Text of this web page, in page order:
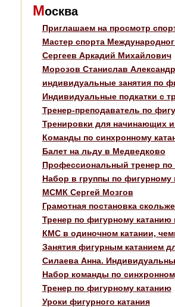
Москва
Приглашаем на просмотр
Мастер спорта
Сергеев Аркадий Михайлович
Морозов Станислав
индивидуальные занятия по
Индивидуальные подкатки с
Тренер-преподаватель по
Тренировки для начинающих
Команды по синхронному
Балет на льду в Медведково
Профессиональный тренер
Набор в группы по фигурному
МСМК Сергей Мозгов
Грамотная постановка
Тренер по фигурному
КМС в одиночном катании,
Занятия фигурным катанием
Силаева Анна.
Набор команды по
Тренер по фигурному катанию
Уроки фигурного катания